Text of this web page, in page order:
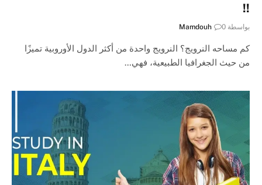
!!
بواسطة Mamdouh 0
كم مساحه النرويج؟ النرويج واحدة من أكثر الدول الأوروبية تميزًا
من حيث الجغرافيا الطبيعية، فهي…